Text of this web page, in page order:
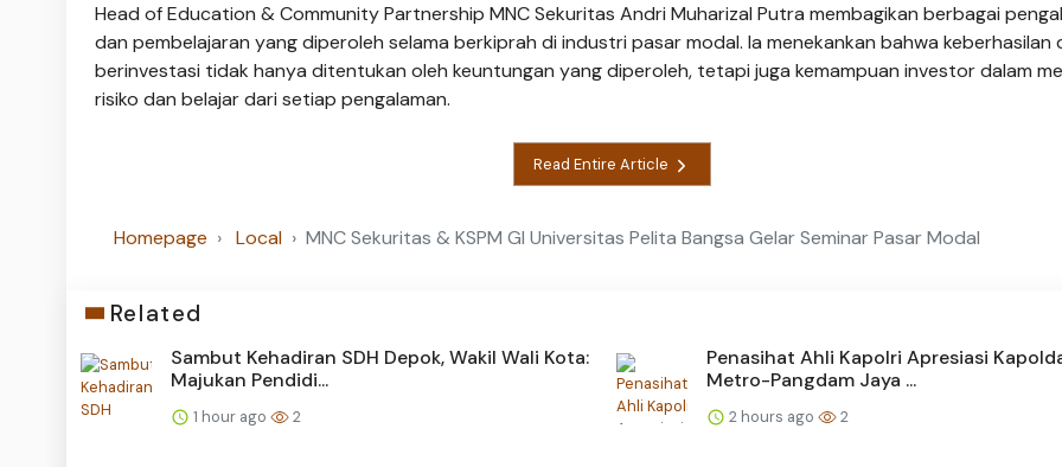
Head of Education & Community Partnership MNC Sekuritas Andri Muharizal Putra membagikan berbagai
dan pembelajaran yang diperoleh selama berkiprah di industri pasar modal. Ia menekankan bahwa keberhasilan
berinvestasi tidak hanya ditentukan oleh keuntungan yang diperoleh, tetapi juga kemampuan investor dalam
risiko dan belajar dari setiap pengalaman.
Read Entire Article
Homepage Local MNC Sekuritas & KSPM GI Universitas Pelita Bangsa Gelar Seminar Pasar Modal
Related
Sambut Kehadiran SDH Depok, Wakil Wali Kota:
Majukan Pendidi...
1 hour ago 2
Penasihat Ahli Kapolri Apresiasi
Metro-Pangdam Jaya ...
2 hours ago 2